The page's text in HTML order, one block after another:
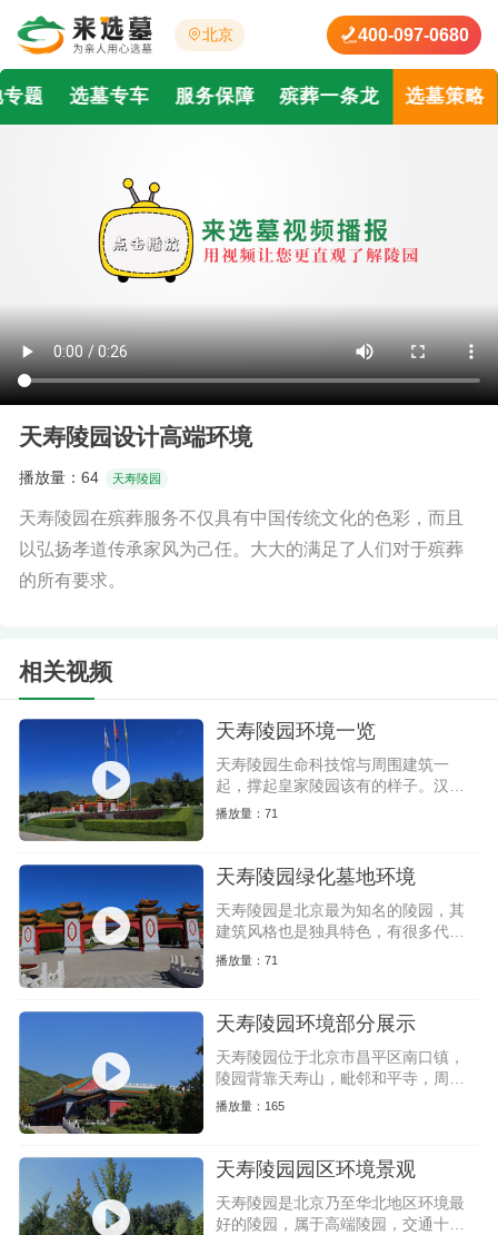
北京 400-097-0680
题 选墓专车 服务保障 殡葬一条龙 选墓策略
天寿陵园设计高端环境
播放量：64 天寿陵园
天寿陵园在殡葬服务不仅具有中国传统文化的色彩，而且
以弘扬孝道传承家风为己任。大大的满足了人们对于殡葬
的所有要求。
相关视频
天寿陵园环境一览
天寿陵园生命科技馆与周围建筑一
起，撑起皇家陵园该有的样子。汉白
玉的台阶，红墙，琉璃瓦，如同紫禁
播放量：71
天寿陵园绿化墓地环境
天寿陵园是北京最为知名的陵园，其
建筑风格也是独具特色，有很多代表
性的建筑物。
播放量：71
天寿陵园环境部分展示
天寿陵园位于北京市昌平区南口镇，
陵园背靠天寿山，毗邻和平寺，周边
的自然条件和人文条件极其优越。
播放量：165
天寿陵园园区环境景观
天寿陵园是北京乃至华北地区环境最
好的陵园，属于高端陵园，交通十分